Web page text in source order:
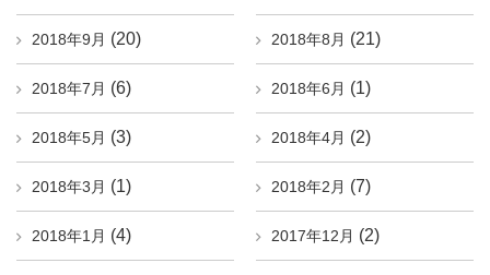
2018年9月 (20) 2018年8月 (21)
2018年7月 (6) 2018年6月 (1)
2018年5月 (3) 2018年4月 (2)
2018年3月 (1) 2018年2月 (7)
2018年1月 (4) 2017年12月 (2)